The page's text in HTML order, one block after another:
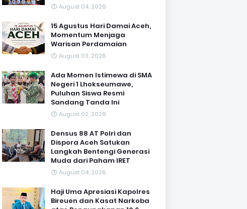
August 04, 2026
15 Agustus Hari Damai Aceh,
Momentum Menjaga
Warisan Perdamaian
August 03, 2026
Ada Momen Istimewa di SMA
Negeri 1 Lhokseumawe,
Puluhan Siswa Resmi
Sandang Tanda Ini
August 02, 2026
Densus 88 AT Polri dan
Dispora Aceh Satukan
Langkah Bentengi Generasi
Muda dari Paham IRET
August 04, 2026
Haji Uma Apresiasi Kapolres
Bireuen dan Kasat Narkoba